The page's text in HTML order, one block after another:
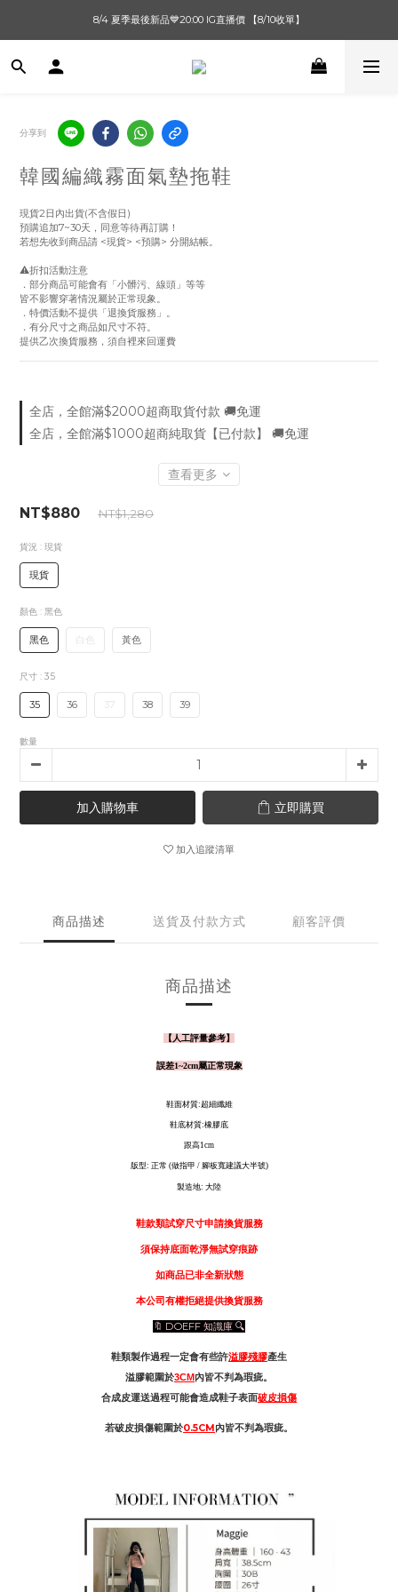
單筆滿$1000【先付款】 / 滿$2000【超取付款】 🚚免運費
8/4 夏季最後新品💙20:00 IG直播價 【8/10收單】
單筆滿$1000【先付款】 / 滿$2000【超取付款】 🚚免運費
分享到
韓國編織霧面氣墊拖鞋
現貨2日內出貨(不含假日)
預購追加7~30天，同意等待再訂購！
若想先收到商品請 <現貨> <預購> 分開結帳。
⚠️折扣活動注意
．部分商品可能會有「小髒污、線頭」等等
皆不影響穿著情況屬於正常現象。
．特價活動不提供「退換貨服務」。
．有分尺寸之商品如尺寸不符。
提供乙次換貨服務，須自裡來回運費
全店，全館滿$2000超商取貨付款 🚚免運
全店，全館滿$1000超商純取貨【已付款】 🚚免運
查看更多
NT$880 NT$1,280
貨況 : 現貨
現貨
顏色 : 黑色
黑色 白色 黃色
尺寸 : 35
35 36 37 38 39
數量
加入購物車 立即購買
加入追蹤清單
商品描述 送貨及付款方式 顧客評價
商品描述
【人工評量參考】
誤差1~2cm屬正常現象
鞋面材質:超細纖維
鞋底材質:橡膠底
跟高1cm
版型: 正常 (做指甲 / 腳板寬建議大半號)
製造地: 大陸
鞋款類試穿尺寸申請換貨服務
須保持底面乾淨無試穿痕跡
如商品已非全新狀態
本公司有權拒絕提供換貨服務
🔖 DOEFF 知識庫 🔍
鞋類製作過程一定會有些許溢膠殘膠產生
溢膠範圍於3CM內皆不判為瑕疵。
合成皮運送過程可能會造成鞋子表面破皮損傷
若破皮損傷範圍於0.5CM內皆不判為瑕疵。